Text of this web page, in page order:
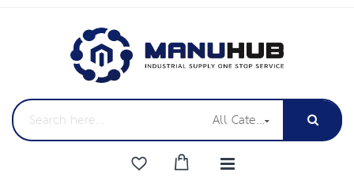
All Categories